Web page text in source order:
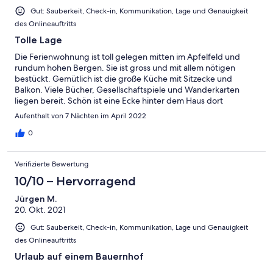
Gut: Sauberkeit, Check-in, Kommunikation, Lage und Genauigkeit
des Onlineauftritts
Tolle Lage
Die Ferienwohnung ist toll gelegen mitten im Apfelfeld und
rundum hohen Bergen. Sie ist gross und mit allem nötigen
bestückt. Gemütlich ist die große Küche mit Sitzecke und
Balkon. Viele Bücher, Gesellschaftspiele und Wanderkarten
liegen bereit. Schön ist eine Ecke hinter dem Haus dort
befinden sich Tisch und Bänke für ein Picknick oder nur zum
verweilen. Für Kinder sind Schaukeln aufgestellt. Kleintiere sind
auch zu bestaunen. Herr und Frau Pichler sind sehr nett,
Aufenthalt von 7 Nächten im April 2022
0
Verifizierte Bewertung
10/10 – Hervorragend
Jürgen M.
20. Okt. 2021
Gut: Sauberkeit, Check-in, Kommunikation, Lage und Genauigkeit
des Onlineauftritts
Urlaub auf einem Bauernhof